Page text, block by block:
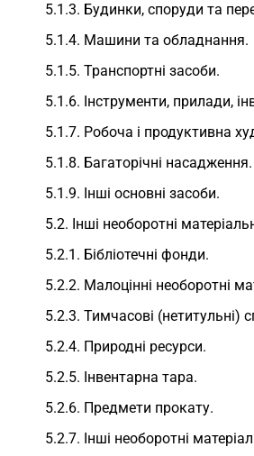
5.1.3. Будинки, споруди та
5.1.4. Машини та обладнання.
5.1.5. Транспортні засоби.
5.1.6. Інструменти, прилади,
5.1.7. Робоча і продуктивна
5.1.8. Багаторічні насадження.
5.1.9. Інші основні засоби.
5.2. Інші необоротні
5.2.1. Бібліотечні фонди.
5.2.2. Малоцінні необоротні
5.2.3. Тимчасові (нетитульні)
5.2.4. Природні ресурси.
5.2.5. Інвентарна тара.
5.2.6. Предмети прокату.
5.2.7. Інші необоротні